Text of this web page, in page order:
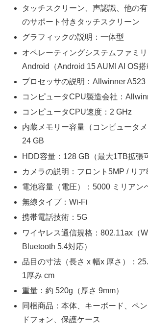
タッチスクリーン、声認識、他の
のサポート付きタッチスクリーン
グラフィックの説明：一体型
オペレーティングシステムファミリ
Android（Android 15 AUMI AI OS搭
プロセッサの説明：Allwinner A523
コンピュータCPU製造会社：
コンピュータCPU速度：2 GHz
内蔵メモリー容量（コンピュータメ
24 GB
HDD容量：128 GB（最大1TB拡張
カメラの説明：フロント5MP / リア
電池容量（電圧）：5000 ミリアン
無線タイプ：Wi-Fi
携帯電話技術：5G
ワイヤレス通信規格：802.11ax（
Bluetooth 5.4対応）
品目の寸法（長さ x 幅x 厚さ）：
1厚み cm
重量：約 520g（厚さ 9mm）
同梱商品：本体、キーボード、ペ
ドフォン、保護ケース